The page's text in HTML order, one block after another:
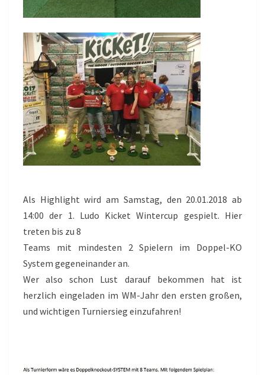
Als Highlight wird am Samstag, den 20.01.2018 ab
14:00 der 1. Ludo Kicket Wintercup gespielt. Hier
treten bis zu 8
Teams mit mindesten 2 Spielern im Doppel-KO
System gegeneinander an.
Wer also schon Lust darauf bekommen hat ist
herzlich eingeladen im WM-Jahr den ersten großen,
und wichtigen Turniersieg einzufahren!